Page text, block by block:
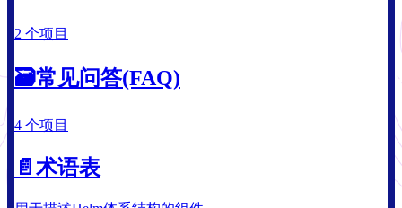
2 个项目
🗃常见问答(FAQ)
4 个项目
📄️ 术语表